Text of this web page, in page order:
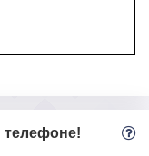
телефоне!